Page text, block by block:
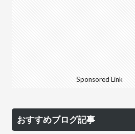
Sponsored Link
おすすめブログ記事